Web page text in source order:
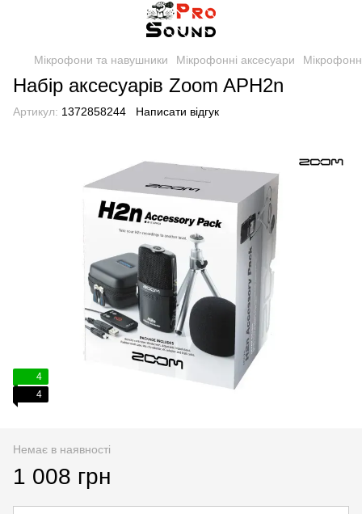
Мікрофони та навушники Мікрофонні аксесуари
Набір аксесуарів Zoom APH2n
Артикул: 1372858244 Написати відгук
4
4
Немає в наявності
1 008 грн